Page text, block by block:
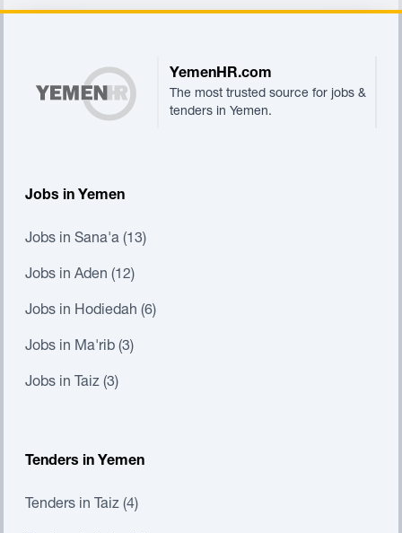
YemenHR.com
The most trusted source for jobs &
tenders in Yemen.
Jobs in Yemen
Jobs in Sana'a (13)
Jobs in Aden (12)
Jobs in Hodiedah (6)
Jobs in Ma'rib (3)
Jobs in Taiz (3)
Tenders in Yemen
Tenders in Taiz (4)